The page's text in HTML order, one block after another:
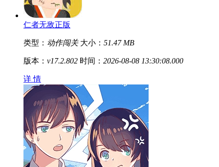
仁者无敌正版
类型： 动作闯关 大小： 51.47 MB
版本： v17.2.802 时间： 2026-08-08 13:30:08.000
详 情